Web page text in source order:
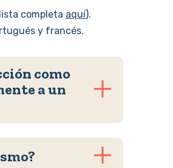
completa aquí).
y francés.
como
a un